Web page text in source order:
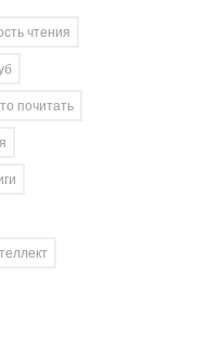
чтения
почитать